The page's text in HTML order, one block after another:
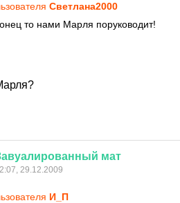
Cвeтлaнa2000
то нами Марля поруководит!
мат
29.12.2009
И_П